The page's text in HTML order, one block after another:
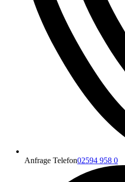
Anfrage Telefon02594 958 0